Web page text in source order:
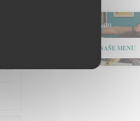
:4/5
Menu
OBJEVTE NAŠE MENU